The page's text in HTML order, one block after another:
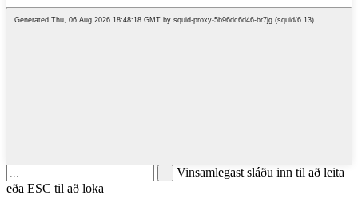
Vinsamlegast sláðu inn til að leita
eða ESC til að loka